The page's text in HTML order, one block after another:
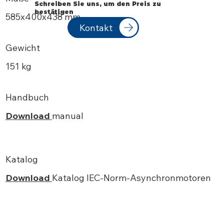
585х400x438 mm
Gewicht
151 kg
Handbuch
Download manual
Katalog
Download Katalog IEC-Norm-Asynchronmotoren
Schreiben Sie uns, um den Preis zu
bestätigen
Kontakt